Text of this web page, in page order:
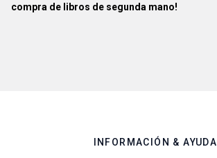
compra de libros de segunda mano!
INFORMACIÓN & AYUDA